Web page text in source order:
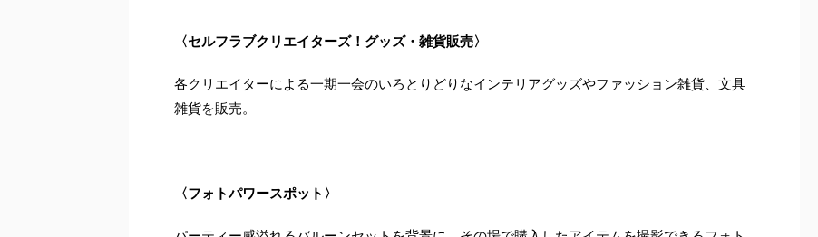
〈セルフラブクリエイターズ！グッズ・雑貨販売〉
各クリエイターによる一期一会のいろとりどりなインテリアグッズやファッション雑貨、文具
雑貨を販売。
〈フォトパワースポット〉